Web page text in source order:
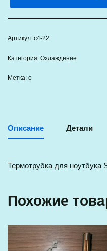
Артикул: c4-22
Категория: Охлаждение
Метка: о
Описание Детали
Термотрубка для ноутбука
Похожие